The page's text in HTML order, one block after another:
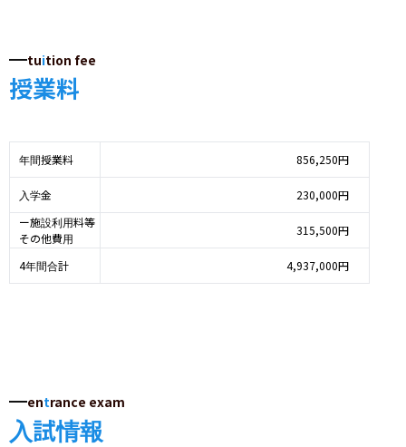
tuition fee
授業料
年間授業料 856,250円
入学金
230,000円
ー施設利用料等
その他費用
315,500円
4年間合計 4,937,000円
entrance exam
入試情報